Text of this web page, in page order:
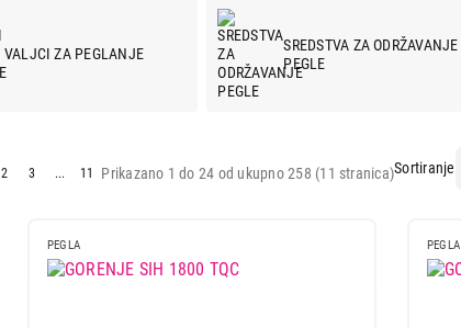
VALJCI ZA PEGLANJE
SREDSTVA ZA ODRŽAVANJE
PEGLE
Sortiranje
Prikazano 1 do 24 od ukupno 258 (11 stranica)
2 3 ... 11
PEGLA PEGLA